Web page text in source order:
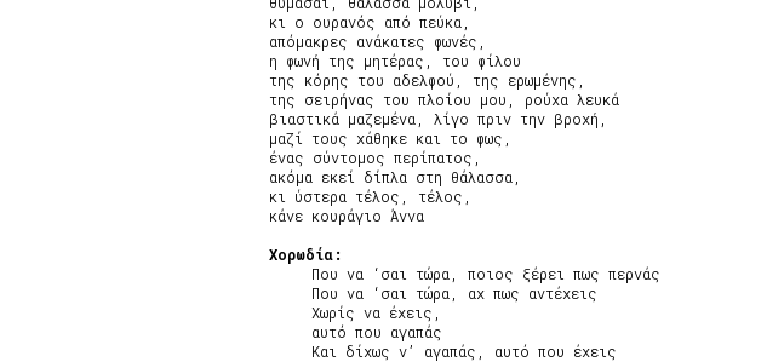
κι ο ουρανός από πεύκα,
απόμακρες ανάκατες φωνές,
η φωνή της μητέρας, του φίλου
της κόρης του αδελφού, της ερωμένης,
της σειρήνας του πλοίου μου, ρούχα λευκά
βιαστικά μαζεμένα, λίγο πριν την βροχή,
μαζί τους χάθηκε και το φως,
ένας σύντομος περίπατος,
ακόμα εκεί δίπλα στη θάλασσα,
κι ύστερα τέλος, τέλος,
κάνε κουράγιο Άννα
Χορωδία:
     Που να ‘σαι τώρα, ποιος ξέρει πως περνάς
     Που να ‘σαι τώρα, αχ πως αντέχεις
     Χωρίς να έχεις,
     αυτό που αγαπάς
     Και δίχως ν’ αγαπάς, αυτό που έχεις